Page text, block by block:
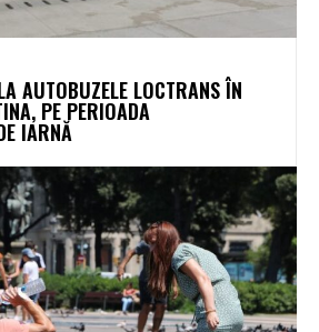
AUTOBUZELE LOCTRANS ÎN
PE PERIOADA
IARNĂ